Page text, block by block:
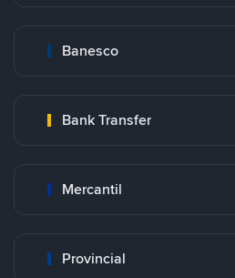
Banesco
Bank Transfer
Mercantil
Provincial